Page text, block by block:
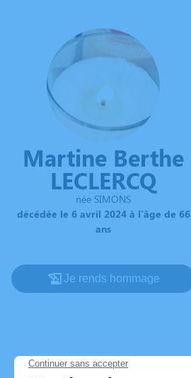
Martine Berthe
LECLERCQ
née SIMONS
décédée le 6 avril 2024 à l'âge de 66
ans
Je rends hommage